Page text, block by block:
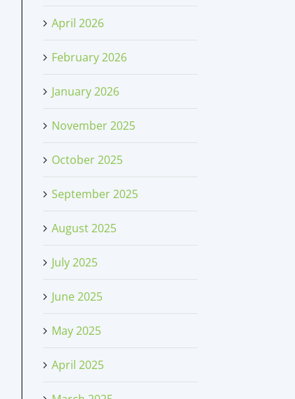
April 2026
February 2026
January 2026
November 2025
October 2025
September 2025
August 2025
July 2025
June 2025
May 2025
April 2025